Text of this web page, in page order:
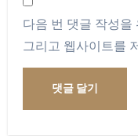
다음 번 댓글 작성을
그리고 웹사이트를